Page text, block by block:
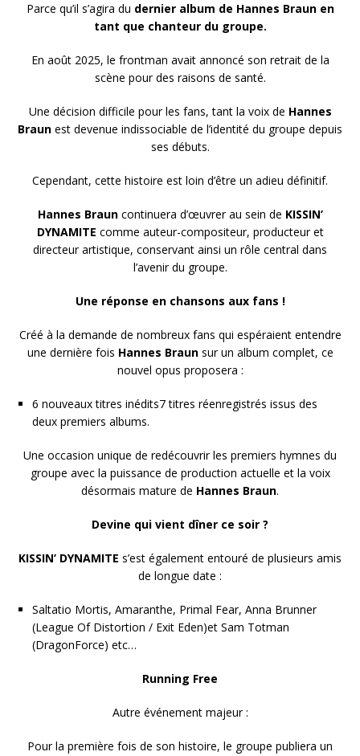
Parce qu’il s’agira du dernier album de Hannes Braun en
tant que chanteur du groupe.
En août 2025, le frontman avait annoncé son retrait de la
scène pour des raisons de santé.
Une décision difficile pour les fans, tant la voix de Hannes
Braun est devenue indissociable de l’identité du groupe depuis
ses débuts.
Cependant, cette histoire est loin d’être un adieu définitif.
Hannes Brauncontinuera d’œuvrer au sein de KISSIN’
DYNAMITE comme auteur-compositeur, producteur et
directeur artistique, conservant ainsi un rôle central dans
l’avenir du groupe.
Une réponse en chansons aux fans !
Créé à la demande de nombreux fans qui espéraient entendre
une dernière fois Hannes Braun sur un album complet, ce
nouvel opus proposera :
6 nouveaux titres inédits7 titres réenregistrés issus des
deux premiers albums.
Une occasion unique de redécouvrir les premiers hymnes du
groupe avec la puissance de production actuelle et la voix
désormais mature de Hannes Braun.
Devine qui vient dîner ce soir ?
KISSIN’ DYNAMITE s’est également entouré de plusieurs amis
de longue date :
Saltatio Mortis, Amaranthe, Primal Fear, Anna Brunner
(League Of Distortion / Exit Eden)et Sam Totman
(DragonForce) etc…
Running Free
Autre événement majeur :
Pour la première fois de son histoire, le groupe publiera un